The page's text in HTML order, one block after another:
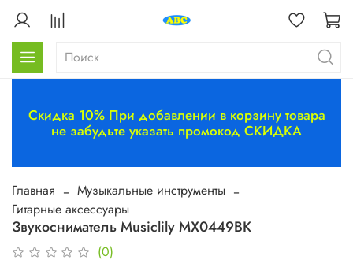
Скидка 10% При добавлении в корзину товара
не забудьте указать промокод СКИДКА
Главная
Музыкальные инструменты
Гитарные аксессуары
Звукосниматель Musiclily MX0449BK
(0)